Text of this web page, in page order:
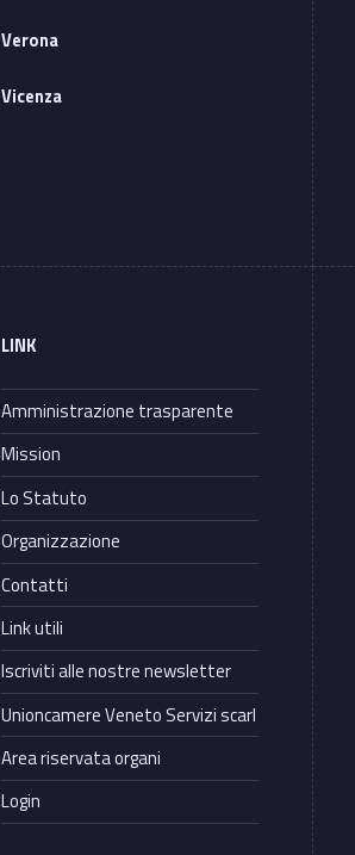
Verona
Vicenza
LINK
Amministrazione trasparente
Mission
Lo Statuto
Organizzazione
Contatti
Link utili
Iscriviti alle nostre newsletter
Unioncamere Veneto Servizi scarl
Area riservata organi
Login